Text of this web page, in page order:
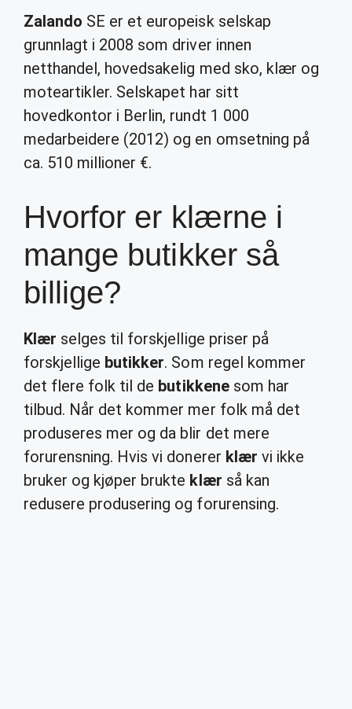
Zalando SE er et europeisk selskap
grunnlagt i 2008 som driver innen
netthandel, hovedsakelig med sko, klær og
moteartikler. Selskapet har sitt
hovedkontor i Berlin, rundt 1 000
medarbeidere (2012) og en omsetning på
ca. 510 millioner €.
Hvorfor er klærne i
mange butikker så
billige?
Klær selges til forskjellige priser på
forskjellige butikker. Som regel kommer
det flere folk til de butikkenesom har
tilbud. Når det kommer mer folk må det
produseres mer og da blir det mere
forurensning. Hvis vi donerer klær vi ikke
bruker og kjøper brukte klær så kan
redusere produsering og forurensing.